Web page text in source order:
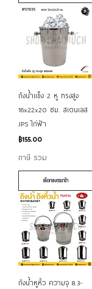
ถังน้ำแข็ง 2 หู ทรงสูง
16x22x20 ซม. สเตนเลส
JPS ไก่ฟ้า
ราคา
฿155.00
ภาษี รวม
เลือกลงตระกร้า
ถังน้ำหูหิ้ว ความจุ 8.3-